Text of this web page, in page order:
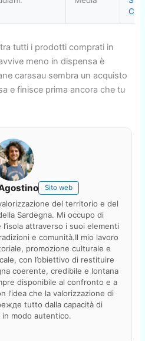
tutti i prodotti comprati in
meno in dispensa è
carasau sembra un acquisto
e finisce prima ancora che tu
Sito web
del territorio e del
Sardegna. Mi occupo di
attraverso i suoi elementi
e comunità.Il mio lavoro
promozione culturale e
con l’obiettivo di restituire
coerente, credibile e lontana
disponibile al confronto e a
l’idea che la valorizzazione di
tutto dalla capacità di
modo autentico.